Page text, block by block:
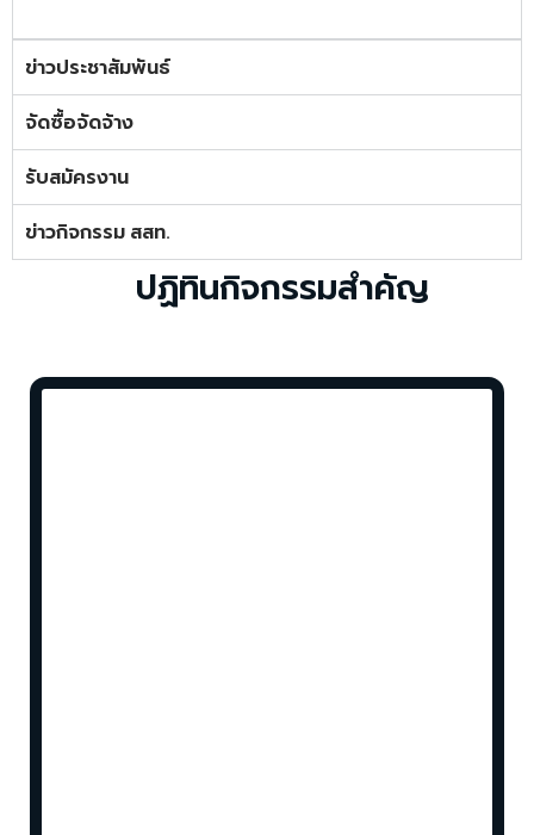
ข่าวประชาสัมพันธ์
จัดซื้อจัดจ้าง
รับสมัครงาน
ข่าวกิจกรรม สสท.
ปฏิทินกิจกรรมสำคัญ